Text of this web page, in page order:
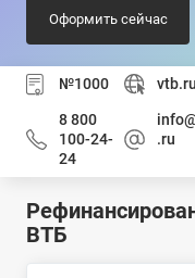
Оформить сейчас
№1000 vtb.ru
8 800
100-24-
24
.ru
ВТБ